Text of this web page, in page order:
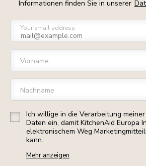
Informationen finden Sie in unserer
Your email address
Vorname
Nachname
Ich willige in die Verarbeitung
Daten ein, damit KitchenAid Europa
elektronischem Weg
kann.
Mehr anzeigen